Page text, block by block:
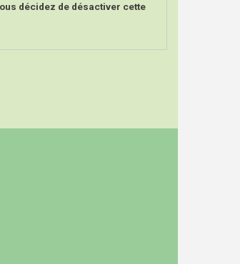
décidez de désactiver cette